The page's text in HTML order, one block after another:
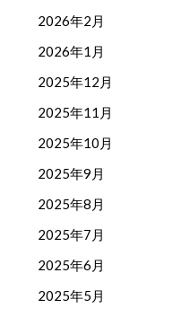
2026年2月
2026年1月
2025年12月
2025年11月
2025年10月
2025年9月
2025年8月
2025年7月
2025年6月
2025年5月